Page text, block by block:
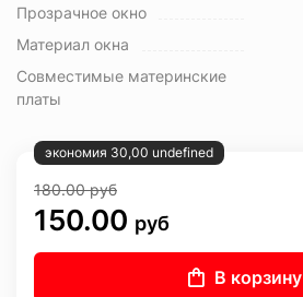
Прозрачное окно
Материал окна
Совместимые материнские
платы
экономия 30,00 undefined
180.00руб
150.00 руб
В корзину